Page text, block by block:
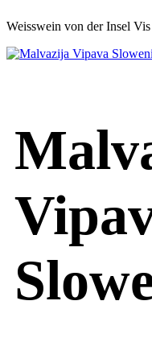
Weisswein von der Insel